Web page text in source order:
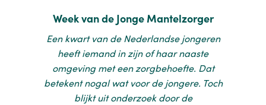
Week van de Jonge Mantelzorger
Een kwart van de Nederlandse jongeren
heeft iemand in zijn of haar naaste
omgeving met een zorgbehoefte. Dat
betekent nogal wat voor de jongere. Toch
blijkt uit onderzoek door de